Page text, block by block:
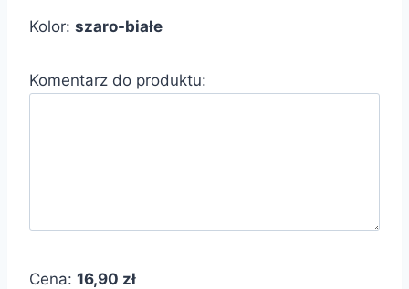
Kolor: szaro-białe
Komentarz do produktu:
Cena: 16,90 zł